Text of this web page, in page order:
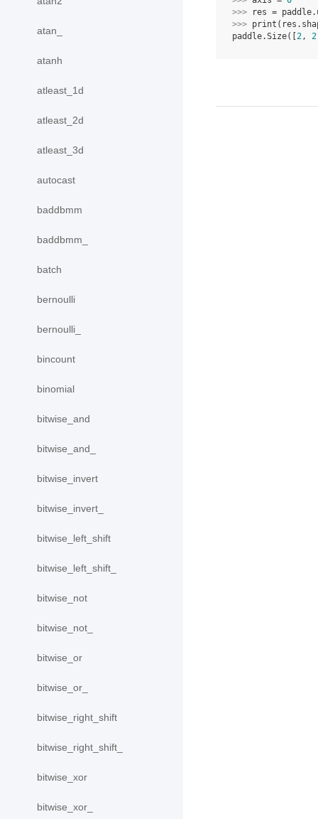
atan_
atanh
atleast_1d
atleast_2d
atleast_3d
autocast
baddbmm
baddbmm_
batch
bernoulli
bernoulli_
bincount
binomial
bitwise_and
bitwise_and_
bitwise_invert
bitwise_invert_
bitwise_left_shift
bitwise_left_shift_
bitwise_not
bitwise_not_
bitwise_or
bitwise_or_
bitwise_right_shift
bitwise_right_shift_
bitwise_xor
bitwise_xor_
>>>
res = paddle.
>>> print ( res .
paddle.Size([ 2, 2